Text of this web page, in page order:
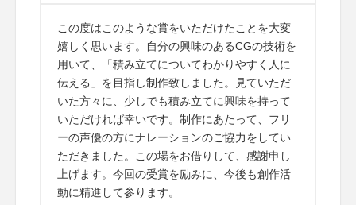
この度はこのような賞をいただけたことを大変
嬉しく思います。自分の興味のあるCGの技術を
用いて、「積み立てについてわかりやすく人に
伝える」を目指し制作致しました。見ていただ
いた方々に、少しでも積み立てに興味を持って
いただければ幸いです。制作にあたって、フリ
ーの声優の方にナレーションのご協力をしてい
ただきました。この場をお借りして、感謝申し
上げます。今回の受賞を励みに、今後も創作活
動に精進して参ります。